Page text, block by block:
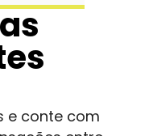
e conte com